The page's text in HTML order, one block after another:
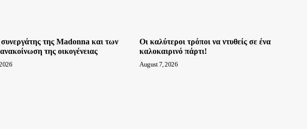
της Madonna και των
της οικογένειας
Οι καλύτεροι τρόποι να ντυθείς σε ένα
καλοκαιρινό πάρτι!
August 7, 2026